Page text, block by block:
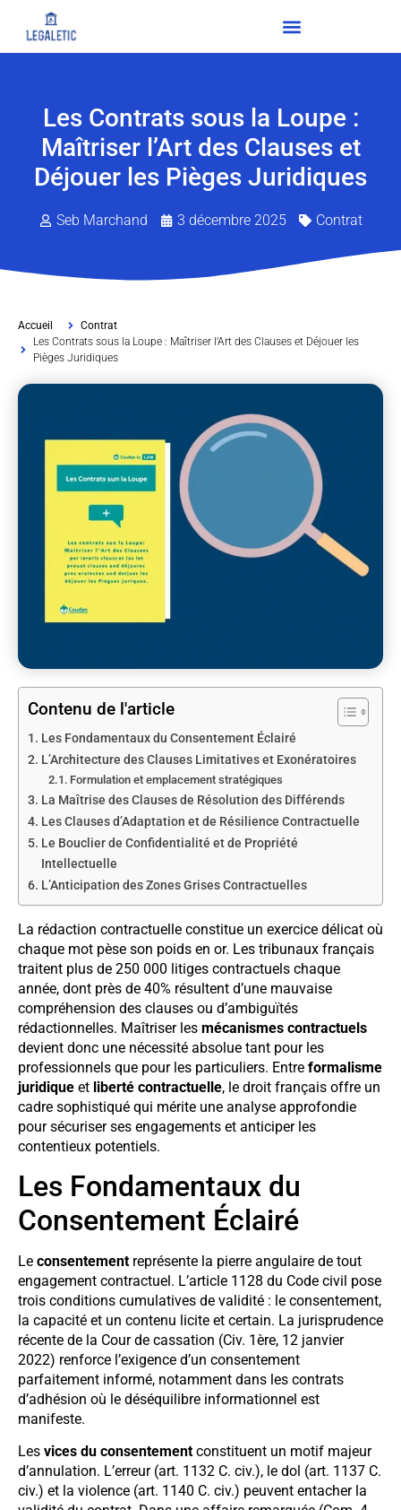
Les Contrats sous la Loupe :
Maîtriser l’Art des Clauses et
Déjouer les Pièges Juridiques
Seb Marchand 3 décembre 2025 Contrat
Accueil
Contrat
Les Contrats sous la Loupe : Maîtriser l’Art des Clauses et Déjouer les
Pièges Juridiques
Contenu de l'article
Les Fondamentaux du Consentement Éclairé
L’Architecture des Clauses Limitatives et Exonératoires
Formulation et emplacement stratégiques
La Maîtrise des Clauses de Résolution des Différends
Les Clauses d’Adaptation et de Résilience Contractuelle
Le Bouclier de Confidentialité et de Propriété
Intellectuelle
L’Anticipation des Zones Grises Contractuelles
La rédaction contractuelle constitue un exercice délicat où
chaque mot pèse son poids en or. Les tribunaux français
traitent plus de 250 000 litiges contractuels chaque
année, dont près de 40% résultent d’une mauvaise
compréhension des clauses ou d’ambiguïtés
rédactionnelles. Maîtriser les mécanismes contractuels
devient donc une nécessité absolue tant pour les
professionnels que pour les particuliers. Entre formalisme
juridique et liberté contractuelle, le droit français offre un
cadre sophistiqué qui mérite une analyse approfondie
pour sécuriser ses engagements et anticiper les
contentieux potentiels.
Les Fondamentaux du
Consentement Éclairé
Le consentement représente la pierre angulaire de tout
engagement contractuel. L’article 1128 du Code civil pose
trois conditions cumulatives de validité : le consentement,
la capacité et un contenu licite et certain. La jurisprudence
récente de la Cour de cassation (Civ. 1ère, 12 janvier
2022) renforce l’exigence d’un consentement
parfaitement informé, notamment dans les contrats
d’adhésion où le déséquilibre informationnel est
manifeste.
Les vices du consentement constituent un motif majeur
d’annulation. L’erreur (art. 1132 C. civ.), le dol (art. 1137 C.
civ.) et la violence (art. 1140 C. civ.) peuvent entacher la